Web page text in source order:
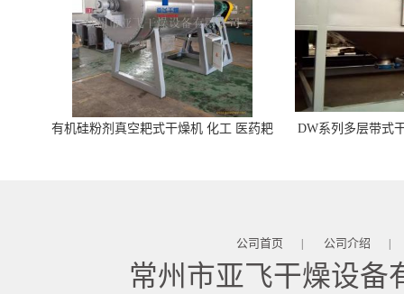
有机硅粉剂真空耙式干燥机 化工 医药耙
DW系列多层带式
公司首页 公司介绍
常州市亚飞干燥设备